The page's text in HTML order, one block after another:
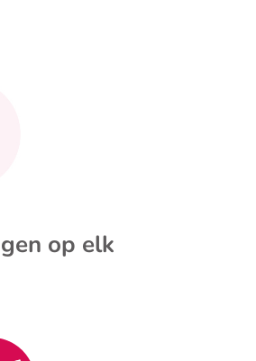
op elk